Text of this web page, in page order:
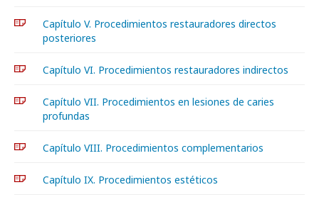
Capítulo V. Procedimientos restauradores directos
posteriores
Capítulo VI. Procedimientos restauradores indirectos
Capítulo VII. Procedimientos en lesiones de caries
profundas
Capítulo VIII. Procedimientos complementarios
Capítulo IX. Procedimientos estéticos